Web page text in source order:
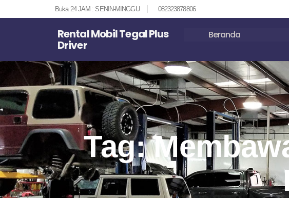
Buka 24 JAM : SENIN-MINGGU 082323878806
Rental Mobil Tegal Plus
Driver
Beranda
Tag: